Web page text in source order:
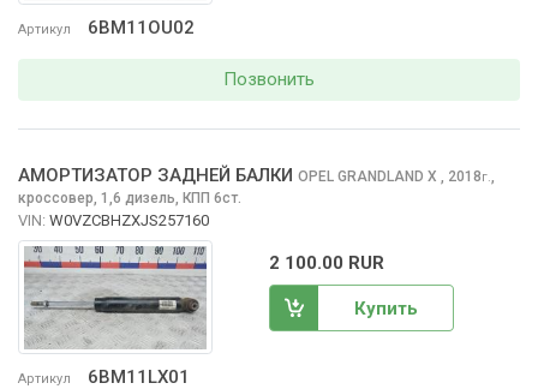
Артикул 6BM11OU02
Позвонить
Артикул 6BM11LX01
АМОРТИЗАТОР ЗАДНЕЙ БАЛКИ OPEL GRANDLAND X , 2018г.
кроссовер, 1,6 дизель, КПП 6ст.
VIN: W0VZCBHZXJS257160
2 100.00 RUR
Купить